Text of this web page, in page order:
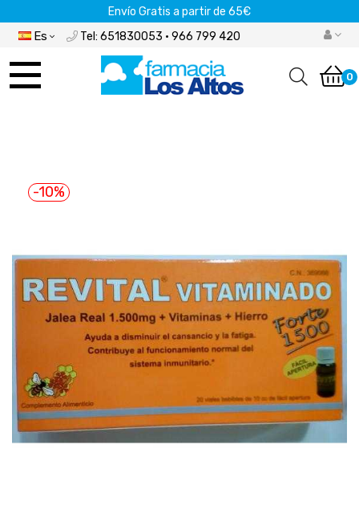
Envío Gratis a partir de 65€
Es Tel: 651830053 · 966 799 420
Navegación 0
-10%